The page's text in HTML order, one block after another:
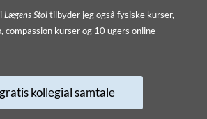
Lægens Stoltilbyder jeg også fysiske kurser,
, compassion kurserog 10 ugers online
kollegial samtale